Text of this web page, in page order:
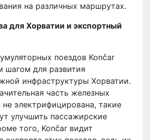
на различных маршрутах.
для Хорватии и экспортный
поездов Končar
шагом для развития
инфраструктуры Хорватии.
часть железных
электрифицирована, такие
улучшить пассажирские
того, Končar видит